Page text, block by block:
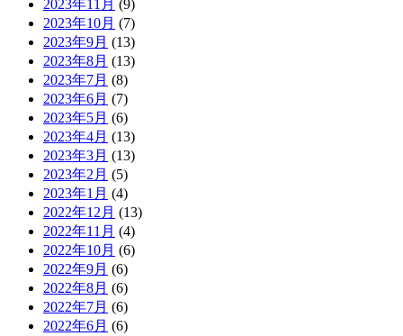
2023年11月 (9)
2023年10月 (7)
2023年9月 (13)
2023年8月 (13)
2023年7月 (8)
2023年6月 (7)
2023年5月 (6)
2023年4月 (13)
2023年3月 (13)
2023年2月 (5)
2023年1月 (4)
2022年12月 (13)
2022年11月 (4)
2022年10月 (6)
2022年9月 (6)
2022年8月 (6)
2022年7月 (6)
2022年6月 (6)